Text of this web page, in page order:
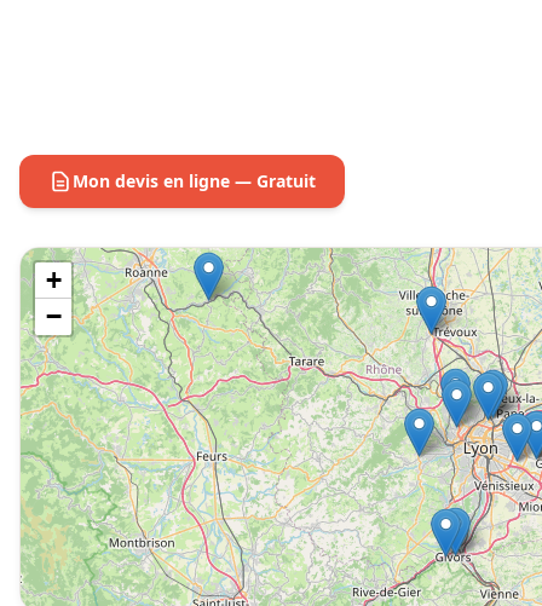
Mon devis en ligne — Gratuit
+
−